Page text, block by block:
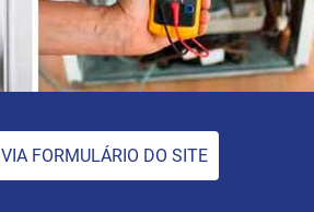
VIA FORMULÁRIO DO SITE